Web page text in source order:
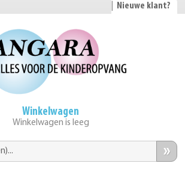
Nieuwe klant?
Winkelwagen
Winkelwagen is leeg
»